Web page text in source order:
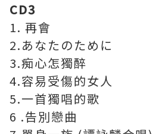
CD3
1. 再會
2.あなたのために
3.痴心怎獨醉
4.容易受傷的女人
5.一首獨唱的歌
6 .告別戀曲